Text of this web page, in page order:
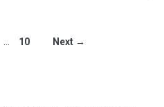
… 10 Next →